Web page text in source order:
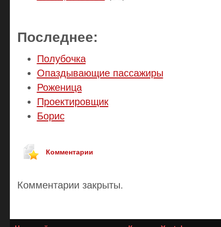
Последнее:
Полубочка
Опаздывающие пассажиры
Роженица
Проектировщик
Борис
Комментарии
Комментарии закрыты.